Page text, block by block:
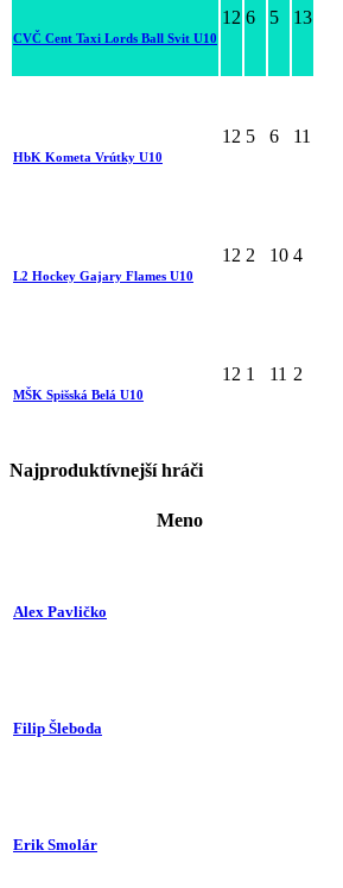
CVČ Cent Taxi Lords Ball Svit U10
12 6 5 13
HbK Kometa Vrútky U10
12 5 6 11
L2 Hockey Gajary Flames U10
12 2 10 4
MŠK Spišská Belá U10
12 1 11 2
Najproduktívnejší hráči
Meno
Alex Pavličko
Filip Šleboda
Erik Smolár